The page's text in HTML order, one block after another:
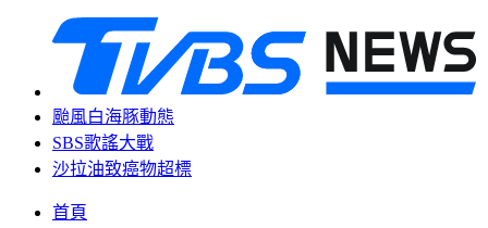
颱風白海豚動態
SBS歌謠大戰
沙拉油致癌物超標
首頁